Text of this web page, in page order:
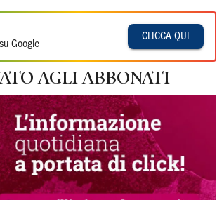
Google
CLICCA QUI
AGLI ABBONATI